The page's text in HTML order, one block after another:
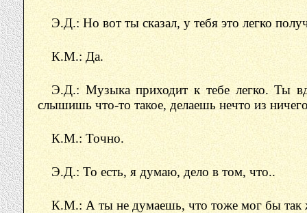
Э.Д.: Но вот ты сказал, у тебя это легко
К.М.: Да.
Э.Д.: Музыка приходит к тебе легко. Ты
слышишь что-то такое, делаешь нечто из
К.М.: Точно.
Э.Д.: То есть, я думаю, дело в том, что..
К.М.: А ты не думаешь, что тоже мог бы так